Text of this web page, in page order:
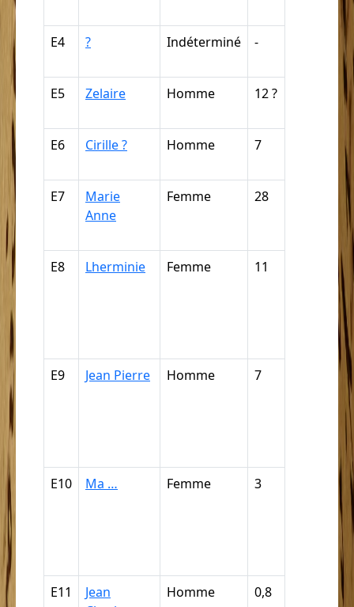
E4
? Indéterminé -
Nègre
E5
Zelaire Homme 12 ?
Nègre
E6
Cirille ? Homme 7
Nègre
E7
Marie
Anne
Femme 28
E8 Lherminie Femme 11
Griffe,
mulâtre,
(par
E9
Jean Pierre Homme 7
Griffe,
mulâtre,
(par
E10
Ma … Femme 3
Griffe,
mulâtre,
(par
E11
Jean
Homme 0,8
Griffe,